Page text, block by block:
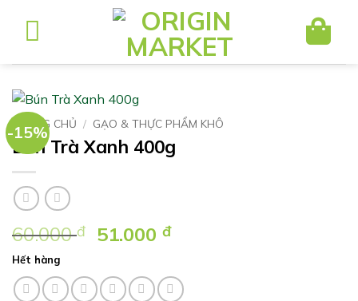
dung
-15%
TRANG CHỦ / GẠO & THỰC PHẨM KHÔ
Bún Trà Xanh 400g
60.000đ
Giá
là:
60.000 ₫.
51.000đGiá
tại
là:
Hết hàng